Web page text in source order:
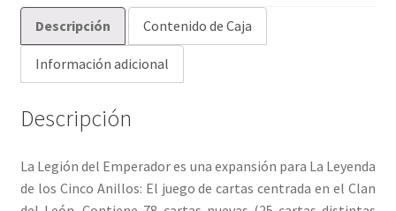
Descripción Contenido de Caja
Información adicional
Descripción
La Legión del Emperador es una expansión para La Leyenda
de los Cinco Anillos: El juego de cartas centrada en el Clan